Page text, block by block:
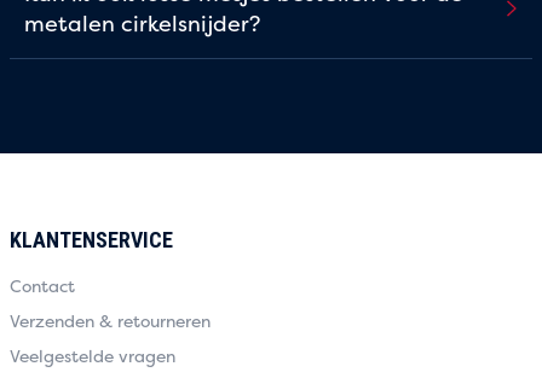
metalen cirkelsnijder?
KLANTENSERVICE
Contact
Verzenden & retourneren
Veelgestelde vragen